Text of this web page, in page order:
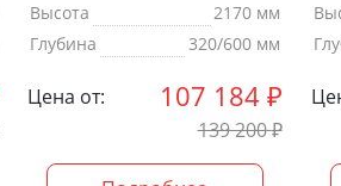
Высота
2170 мм
Глубина
320/600 мм
Цена от: 107 184 ₽
139 200₽